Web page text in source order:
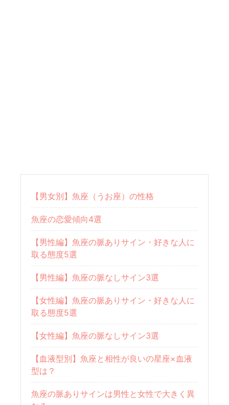
【男女別】魚座（うお座）の性格
魚座の恋愛傾向4選
【男性編】魚座の脈ありサイン・好きな人に
取る態度5選
【男性編】魚座の脈なしサイン3選
【女性編】魚座の脈ありサイン・好きな人に
取る態度5選
【女性編】魚座の脈なしサイン3選
【血液型別】魚座と相性が良いの星座×血液
型は？
魚座の脈ありサインは男性と女性で大きく異